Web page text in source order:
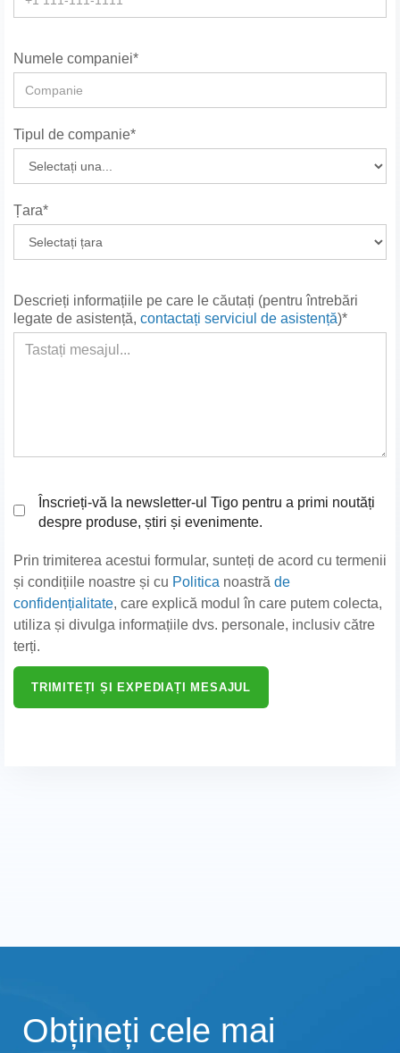
Numele companiei*
Tipul de companie*
Țara*
Descrieți informațiile pe care le căutați (pentru întrebări
legate de asistență, contactați serviciul de asistență)*
Înscrieți-vă la newsletter-ul Tigo pentru a primi noutăți
despre produse, știri și evenimente.
Prin trimiterea acestui formular, sunteți de acord cu termenii
și condițiile noastre și cu Politica noastră de
confidențialitate, care explică modul în care putem colecta,
utiliza și divulga informațiile dvs. personale, inclusiv către
terți.
Obțineți cele mai